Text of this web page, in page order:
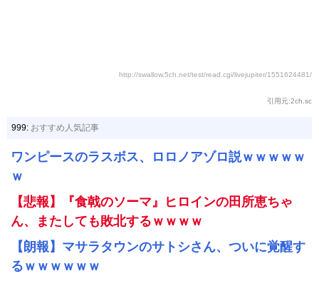
http://swallow.5ch.net/test/read.cgi/livejupiter/1551624481/
引用元:2ch.sc
999: おすすめ人気記事
ワンピースのラスボス、ロロノアゾロ説ｗｗｗｗｗ
ｗ
【悲報】『食戟のソーマ』ヒロインの田所恵ちゃ
ん、またしても敗北するｗｗｗｗ
【朗報】マサラタウンのサトシさん、ついに覚醒す
るｗｗｗｗｗｗ